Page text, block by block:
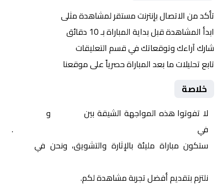
تأكد من الاتصال بإنترنت مستقر لمشاهدة مثلى
ابدأ المشاهدة قبل بداية المباراة بـ 10 دقائق
شارك آراءك وتوقعاتك في قسم التعليقات
تابع تحليلات ما بعد المباراة حصرياً على موقعنا
خلاصة
لا تفوتوا هذه المواجهة الشيقة بين و
في
.
ستكون مباراة مليئة بالإثارة والتشويق، ونحن في
نلتزم بتقديم أفضل تجربة مشاهدة لكم.